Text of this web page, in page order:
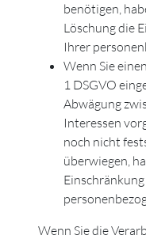
benötigen,
Löschung die
Ihrer
Wenn Sie
1 DSGVO
Abwägung
Interessen
noch nicht
überwiegen,
Wenn Sie die